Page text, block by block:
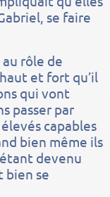
se faire
rôle de
et fort qu’il
qui vont
passer par
capables
bien même ils
devenu
bien se